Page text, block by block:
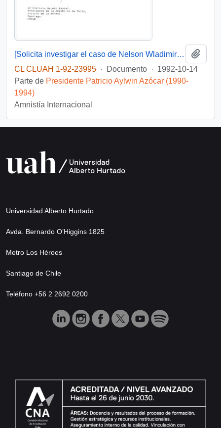
[Solicita investigar el caso de Nelson Wladimiro Curiñir]
CL CLUAH 1-92-23995 · Documento · 1992-10-14
Parte de Presidente Patricio Aylwin Azócar (1990-
1994)
Amnistía Internacional
Universidad Alberto Hurtado
Avda. Bernardo O’Higgins 1825
Metro Los Héroes
Santiago de Chile
Teléfono +56 2 2692 0200